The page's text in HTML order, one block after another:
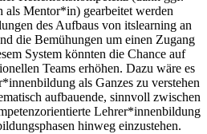
als Mentor*in) gearbeitet werden
des Aufbaus von itslearning an
die Bemühungen um einen Zugang
System könnten die Chance auf
Teams erhöhen. Dazu wäre es
als Ganzes zu verstehen
aufbauende, sinnvoll zwischen
Lehrer*innenbildung
hinweg einzustehen.